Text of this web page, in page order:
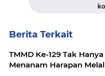
Berita Terkait
TMMD Ke-129 Tak
Menanam Harapan